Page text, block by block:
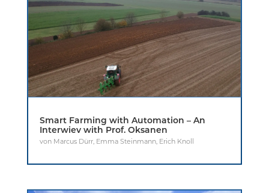
Smart Farming with Automation – An
Interwiev with Prof. Oksanen
von Marcus Dürr, Emma Steinmann, Erich Knoll